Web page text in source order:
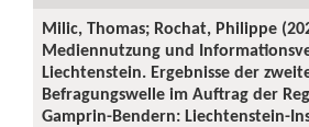
Milic, Thomas; Rochat, Philippe
Mediennutzung und
Liechtenstein. Ergebnisse der
Befragungswelle im Auftrag der
Gamprin-Bendern: Liechtenstein-